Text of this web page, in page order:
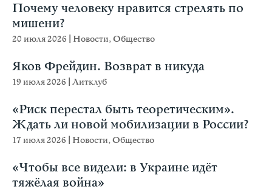
Почему человеку нравится стрелять по
мишени?
20 июля 2026 Новости,Общество
Яков Фрейдин. Возврат в никуда
19 июля 2026 Литклуб
«Риск перестал быть теоретическим».
Ждать ли новой мобилизации в России?
17 июля 2026 Новости,Общество
«Чтобы все видели: в Украине идёт
тяжёлая война»